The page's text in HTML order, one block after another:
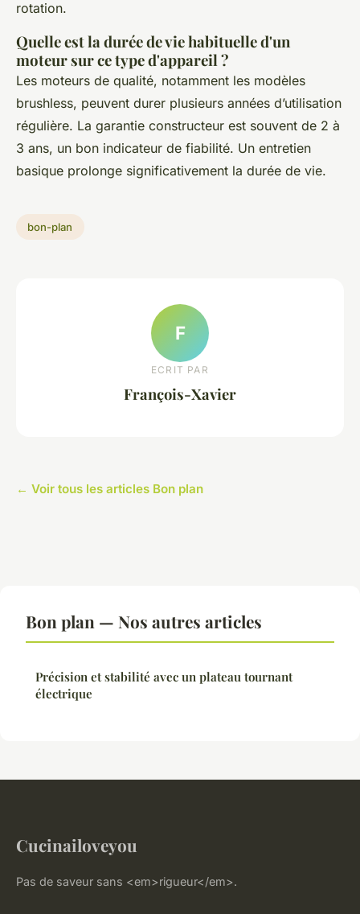
rotation.
Quelle est la durée de vie habituelle d'un
moteur sur ce type d'appareil ?
Les moteurs de qualité, notamment les modèles
brushless, peuvent durer plusieurs années d’utilisation
régulière. La garantie constructeur est souvent de 2 à
3 ans, un bon indicateur de fiabilité. Un entretien
basique prolonge significativement la durée de vie.
bon-plan
F
ECRIT PAR
François-Xavier
← Voir tous les articles Bon plan
Bon plan — Nos autres articles
Précision et stabilité avec un plateau tournant
électrique
Cucinailoveyou
Pas de saveur sans <em>rigueur</em>.